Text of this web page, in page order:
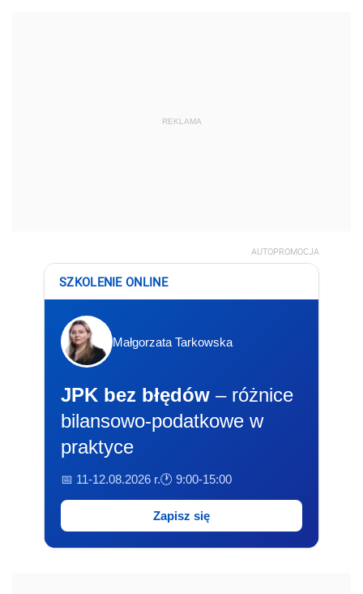
REKLAMA
AUTOPROMOCJA
SZKOLENIE ONLINE
Małgorzata Tarkowska
JPK bez błędów – różnice
bilansowo-podatkowe w
praktyce
📅 11-12.08.2026 r.🕐 9:00-15:00
Zapisz się